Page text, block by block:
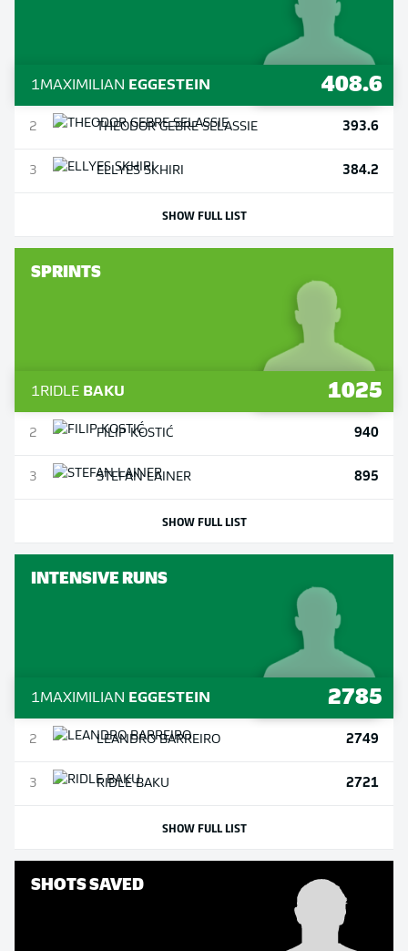
1MAXIMILIAN EGGESTEIN 408.6
2 THEODORGEBRE SELASSIE 393.6
3 ELLYESSKHIRI 384.2
SHOW FULL LIST
SPRINTS
1RIDLE BAKU 1025
2 FILIPKOSTIĆ 940
3 STEFANLAINER 895
SHOW FULL LIST
INTENSIVE RUNS
1MAXIMILIAN EGGESTEIN 2785
2 LEANDROBARREIRO 2749
3 RIDLEBAKU 2721
SHOW FULL LIST
SHOTS SAVED